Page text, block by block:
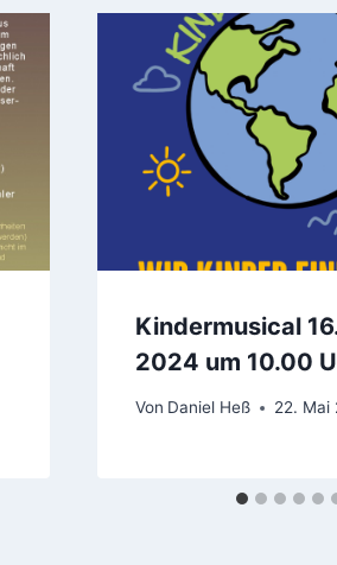
Kindermusical
2024 um 10.00
Von Daniel Heß 22. Mai